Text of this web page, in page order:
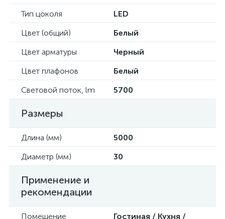
Тип цоколя
LED
Цвет (общий)
Белый
Цвет арматуры
Черный
Цвет плафонов
Белый
Световой поток, lm
5700
Размеры
Длина (мм)
5000
Диаметр (мм)
30
Применение и
рекомендации
Помещение
Гостиная / Кухня /